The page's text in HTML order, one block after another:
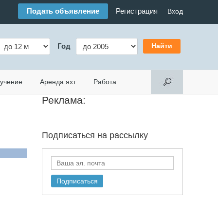
Подать объявление Регистрация Вход
Год
Аренда яхт Работа
Реклама:
Подписаться на рассылку